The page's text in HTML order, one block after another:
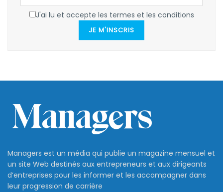
J'ai lu et accepte les termes et les conditions
JE M'INSCRIS
Managers est un média qui publie un magazine mensuel et
un site Web destinés aux entrepreneurs et aux dirigeants
d’entreprises pour les informer et les accompagner dans
leur progression de carrière